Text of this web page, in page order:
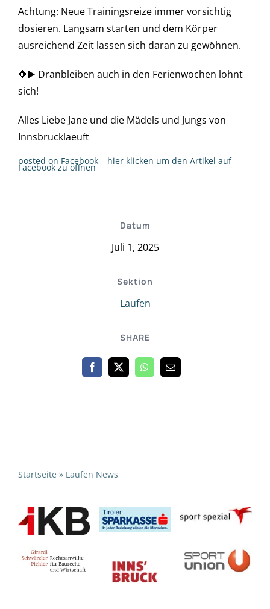
Datum
Juli 1, 2025
Sektion
Laufen
SHARE
Achtung: Neue Trainingsreize immer vorsichtig
dosieren. Langsam starten und dem Körper
ausreichend Zeit lassen sich daran zu gewöhnen.
🔶▶️ Dranbleiben auch in den Ferienwochen lohnt
sich!
Alles Liebe Jane und die Mädels und Jungs von
Innsbrucklaeuft
posted on Facebook – hier klicken um den Artikel auf
Facebook zu öffnen
Startseite » Laufen News